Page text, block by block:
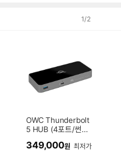
1/2
OWC Thunderbolt
5 HUB (4포트/썬더
린
349,000원 최저가